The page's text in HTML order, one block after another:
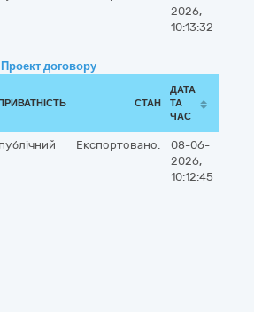
2026,
10:13:32
договору
СТАН
ДАТА
ТА
ЧАС
публічний Експортовано:
08-06-
2026,
10:12:45